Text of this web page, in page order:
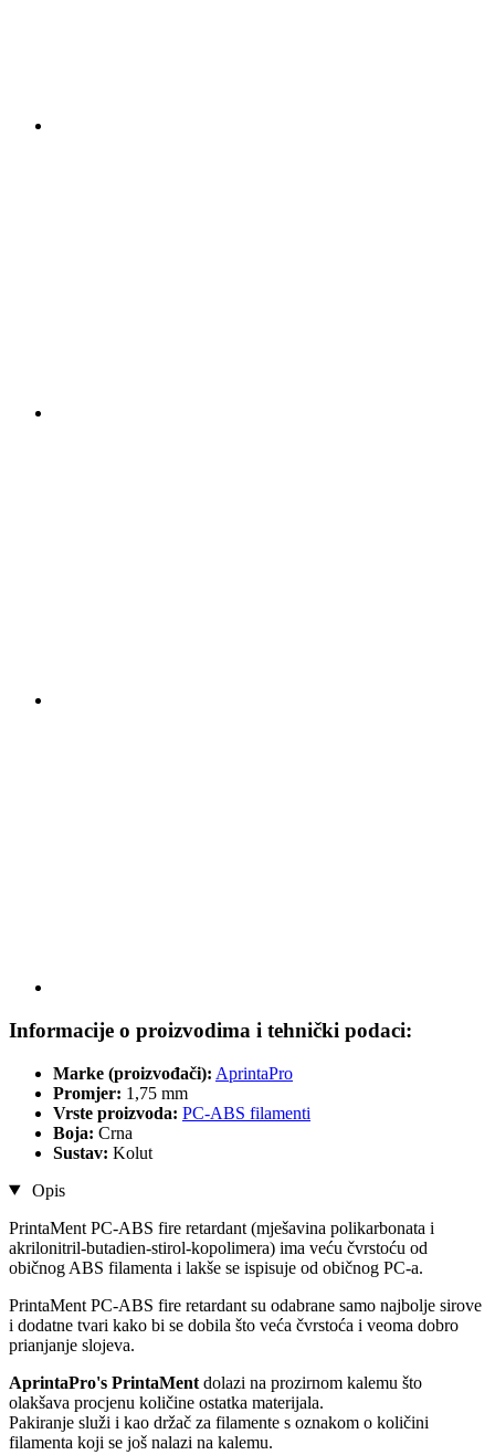
Informacije o proizvodima i tehnički podaci:
Marke (proizvođači): AprintaPro
Promjer: 1,75 mm
Vrste proizvoda: PC-ABS filamenti
Boja: Crna
Sustav: Kolut
Opis
PrintaMent PC-ABS fire retardant (mješavina polikarbonata i
akrilonitril-butadien-stirol-kopolimera) ima veću čvrstoću od
običnog ABS filamenta i lakše se ispisuje od običnog PC-a.
PrintaMent PC-ABS fire retardant su odabrane samo najbolje sirove
i dodatne tvari kako bi se dobila što veća čvrstoća i veoma dobro
prianjanje slojeva.
AprintaPro's PrintaMent dolazi na prozirnom kalemu što
olakšava procjenu količine ostatka materijala.
Pakiranje služi i kao držač za filamente s oznakom o količini
filamenta koji se još nalazi na kalemu.